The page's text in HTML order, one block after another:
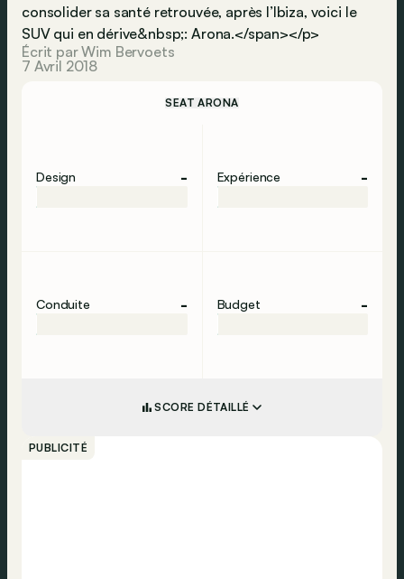
consolider sa santé retrouvée, après l’Ibiza, voici le
SUV qui en dérive&nbsp;: Arona.</span></p>
Écrit par Wim Bervoets
7 Avril 2018
SEAT ARONA
Design - Expérience -
Conduite - Budget -
SCORE DÉTAILLÉ
PUBLICITÉ